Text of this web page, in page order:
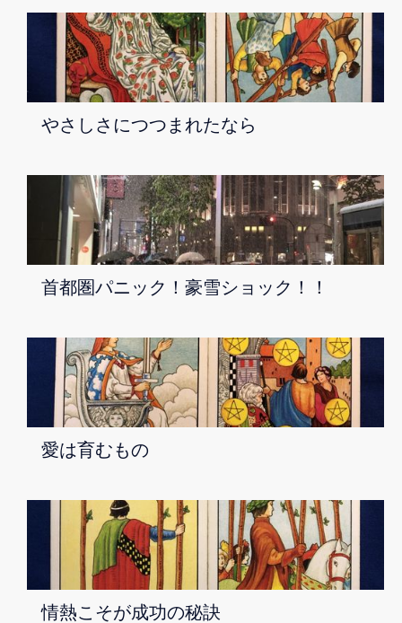
やさしさにつつまれたなら
首都圏パニック！豪雪ショック！！
愛は育むもの
情熱こそが成功の秘訣